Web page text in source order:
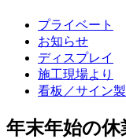
プライベート
お知らせ
ディスプレイ
施工現場より
看板／サイン
年末年始の休